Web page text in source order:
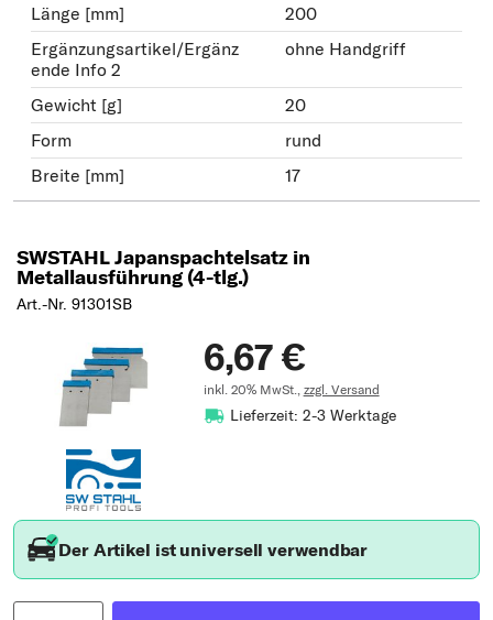
Länge [mm]
200
Ergänzungsartikel/Ergänz
ende Info 2
ohne Handgriff
Gewicht [g]
20
Form
rund
Breite [mm]
17
SWSTAHL Japanspachtelsatz in
Metallausführung (4-tlg.)
Art.-Nr. 91301SB
6,67 €
inkl. 20% MwSt., zzgl. Versand
Lieferzeit: 2-3 Werktage
Der Artikel ist universell verwendbar